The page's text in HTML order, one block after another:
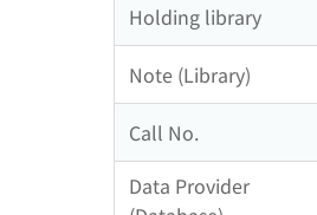
Holding library
Note (Library)
Call No.
Data Provider